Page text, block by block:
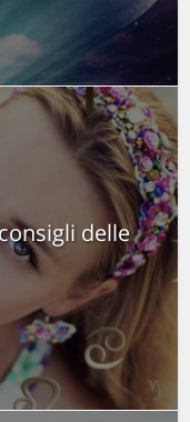
delle